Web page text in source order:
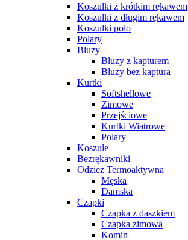
Koszulki z krótkim rękawem
Koszulki z długim rękawem
Koszulki polo
Polary
Bluzy
Bluzy z kapturem
Bluzy bez kaptura
Kurtki
Softshellowe
Zimowe
Przejściowe
Kurtki Wiatrowe
Polary
Koszule
Bezrękawniki
Odzież Termoaktywna
Męska
Damska
Czapki
Czapka z daszkiem
Czapka zimowa
Komin